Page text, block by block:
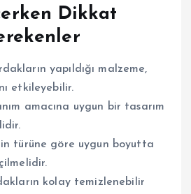
Dikkat
yapıldığı malzeme,
etkileyebilir.
amacına uygun bir tasarım
türüne göre uygun boyutta
kolay temizlenebilir